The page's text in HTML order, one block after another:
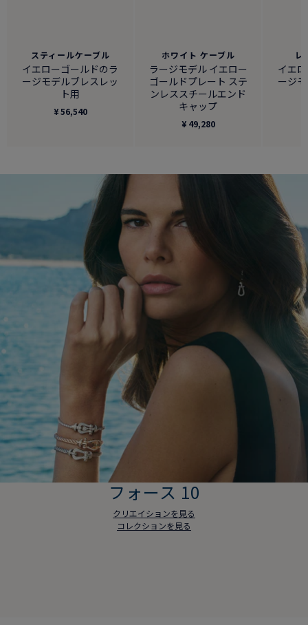
スティールケーブル
イエローゴールドのラ
ージモデルブレスレッ
ト用
¥ 56,540
ホワイト ケーブル
ラージモデル イエロー
ゴールドプレート ステ
ンレススチールエンド
キャップ
¥ 49,280
レ
イエ
ージ
フォース 10
クリエイションを見る
コレクションを見る